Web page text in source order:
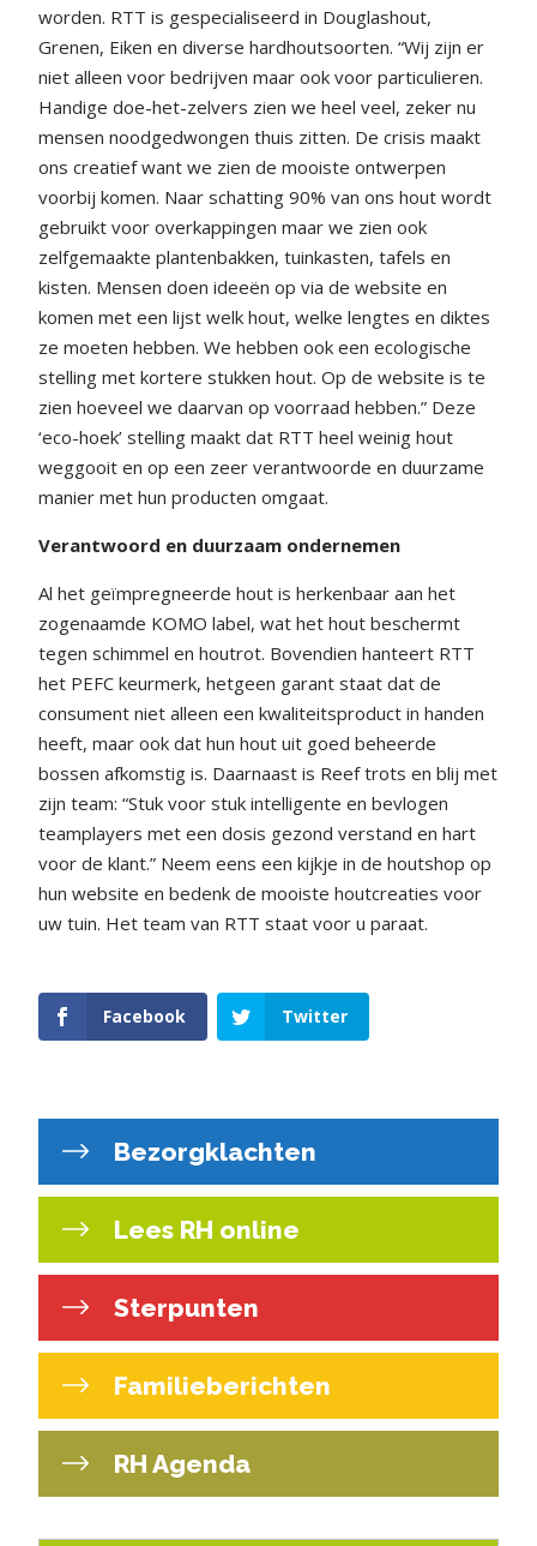
worden. RTT is gespecialiseerd in Douglashout,
Grenen, Eiken en diverse hardhoutsoorten. “Wij zijn er
niet alleen voor bedrijven maar ook voor particulieren.
Handige doe-het-zelvers zien we heel veel, zeker nu
mensen noodgedwongen thuis zitten. De crisis maakt
ons creatief want we zien de mooiste ontwerpen
voorbij komen. Naar schatting 90% van ons hout wordt
gebruikt voor overkappingen maar we zien ook
zelfgemaakte plantenbakken, tuinkasten, tafels en
kisten. Mensen doen ideeën op via de website en
komen met een lijst welk hout, welke lengtes en diktes
ze moeten hebben. We hebben ook een ecologische
stelling met kortere stukken hout. Op de website is te
zien hoeveel we daarvan op voorraad hebben.” Deze
‘eco-hoek’ stelling maakt dat RTT heel weinig hout
weggooit en op een zeer verantwoorde en duurzame
manier met hun producten omgaat.
Verantwoord en duurzaam ondernemen
Al het geïmpregneerde hout is herkenbaar aan het
zogenaamde KOMO label, wat het hout beschermt
tegen schimmel en houtrot. Bovendien hanteert RTT
het PEFC keurmerk, hetgeen garant staat dat de
consument niet alleen een kwaliteitsproduct in handen
heeft, maar ook dat hun hout uit goed beheerde
bossen afkomstig is. Daarnaast is Reef trots en blij met
zijn team: “Stuk voor stuk intelligente en bevlogen
teamplayers met een dosis gezond verstand en hart
voor de klant.” Neem eens een kijkje in de houtshop op
hun website en bedenk de mooiste houtcreaties voor
uw tuin. Het team van RTT staat voor u paraat.
Facebook Twitter
Bezorgklachten
Lees RH online
Sterpunten
Familieberichten
RH Agenda